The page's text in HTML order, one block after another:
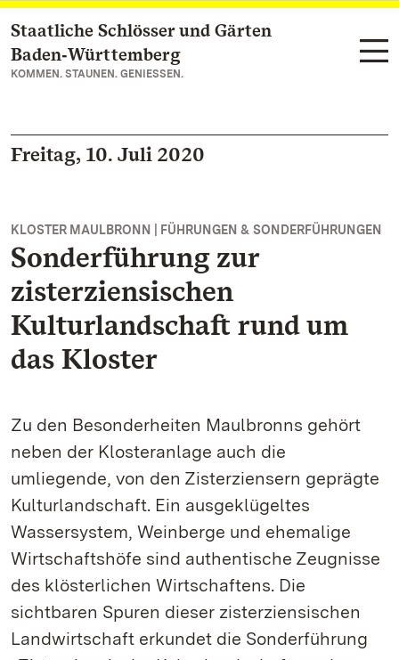
Zum Hauptinhalt springen
Staatliche Schlösser und Gärten
Baden‑Württemberg
KOMMEN. STAUNEN. GENIESSEN.
Freitag, 10. Juli 2020
KLOSTER MAULBRONN | FÜHRUNGEN & SONDERFÜHRUNGEN
Sonderführung zur
zisterziensischen
Kulturlandschaft rund um
das Kloster
Zu den Besonderheiten Maulbronns gehört
neben der Klosteranlage auch die
umliegende, von den Zisterziensern geprägte
Kulturlandschaft. Ein ausgeklügeltes
Wassersystem, Weinberge und ehemalige
Wirtschaftshöfe sind authentische Zeugnisse
des klösterlichen Wirtschaftens. Die
sichtbaren Spuren dieser zisterziensischen
Landwirtschaft erkundet die Sonderführung